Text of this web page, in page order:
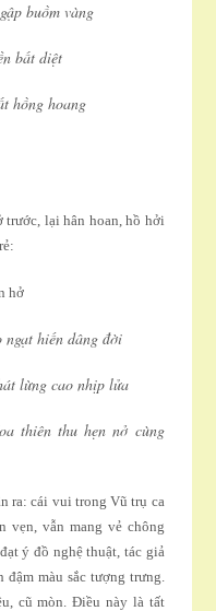
vàng
diệt
hoang
lại hân hoan, hồ hởi
dâng đời
nhịp lửa
nở cùng
cái vui trong Vũ trụ ca
vẹn, vẫn mang vẻ chông
ý đồ nghệ thuật, tác giả
màu sắc tượng trưng.
cũ mòn. Ðiều này là tất